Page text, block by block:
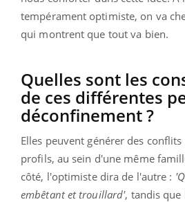
tempérament optimiste, on va
qui montrent que tout va bien.
Quelles sont les
de ces différentes
déconfinement ?
Elles peuvent générer des
profils, au sein d'une même
côté, l'optimiste dira de l'autre :
embêtant et trouillard', tandis que